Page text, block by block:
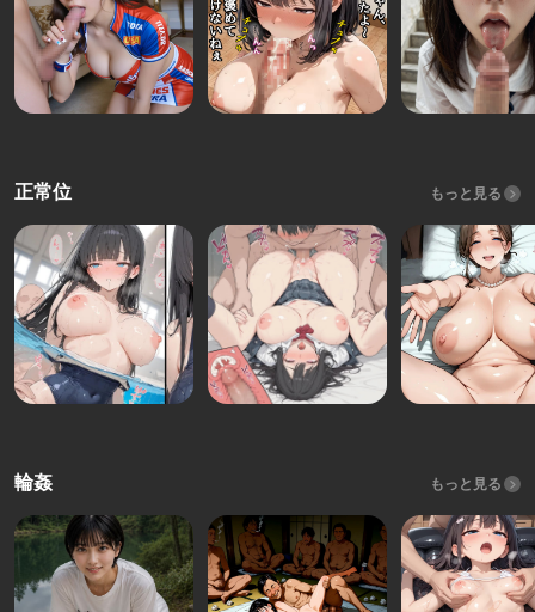
正常位 もっと見る
輪姦 もっと見る